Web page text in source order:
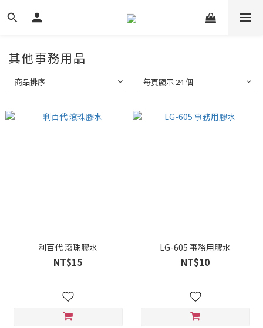
其他事務用品
商品排序 每頁顯示 24 個
利百代 滾珠膠水
NT$15
LG-605 事務用膠水
NT$10